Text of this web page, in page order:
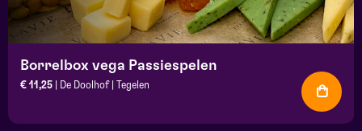
Borrelbox vega Passiespelen
€ 11,25 | De Doolhof | Tegelen